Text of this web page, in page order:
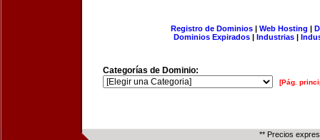
Registro de Dominios| Web Hosting |
Dominios Expirados | Industrias |
Categorías de Dominio:
[Pág.
** Precios